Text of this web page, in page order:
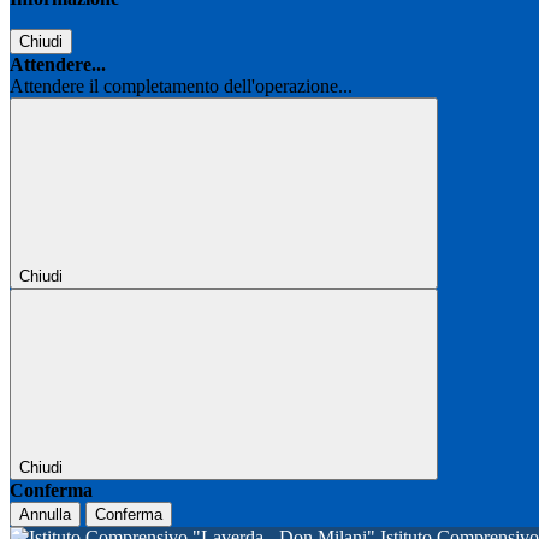
Chiudi
Attendere...
Attendere il completamento dell'operazione...
Chiudi
Chiudi
Conferma
Annulla Conferma